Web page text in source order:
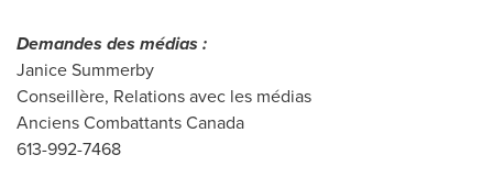
Demandes des médias :
Janice Summerby
Conseillère, Relations avec les médias
Anciens Combattants Canada
613-992-7468